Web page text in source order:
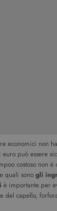
economici non
può essere
costoso non è
quali sono gli
è importante per
del capello,